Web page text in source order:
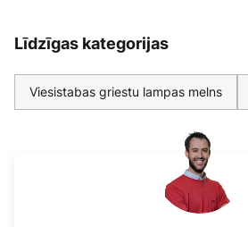
Līdzīgas kategorijas
Viesistabas griestu lampas melns